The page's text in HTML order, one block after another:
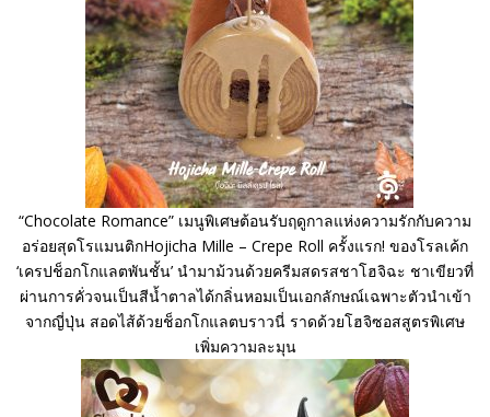
“Chocolate Romance” เมนูพิเศษต้อนรับฤดูกาลแห่งความรักกับความ
อร่อยสุดโรแมนติก​Hojicha Mille – Crepe Roll ครั้งแรก! ของโรลเค้ก
‘เครปช็อกโกแลตพันชั้น’ นำมาม้วนด้วยครีมสดรสชาโฮจิฉะ ชาเขียวที่
ผ่านการคั่วจนเป็นสีน้ำตาลได้กลิ่นหอมเป็นเอกลักษณ์เฉพาะตัวนำเข้า
จากญี่ปุ่น สอดไส้ด้วยช็อกโกแลตบราวนี่​ ราดด้วยโฮจิซอสสูตรพิเศษ
เพิ่มความละมุน